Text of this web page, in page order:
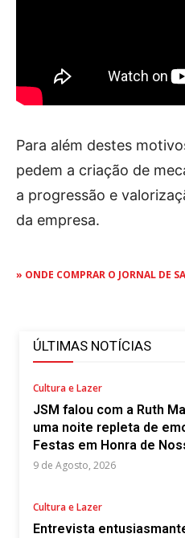
Para além destes
pedem a criação de
a progressão e
da empresa.
» ONDE COMPRAR O JORNAL DE
ÚLTIMAS NOTÍCIAS
Cultura e Lazer
JSM falou com a Ruth
uma noite repleta de
Festas em Honra de
9 de Agosto, 2026
Cultura e Lazer
Entrevista